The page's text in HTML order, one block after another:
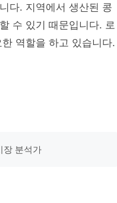
다. 지역에서 생산된 콩
수 있기 때문입니다. 로
역할을 하고 있습니다.
장 분석가